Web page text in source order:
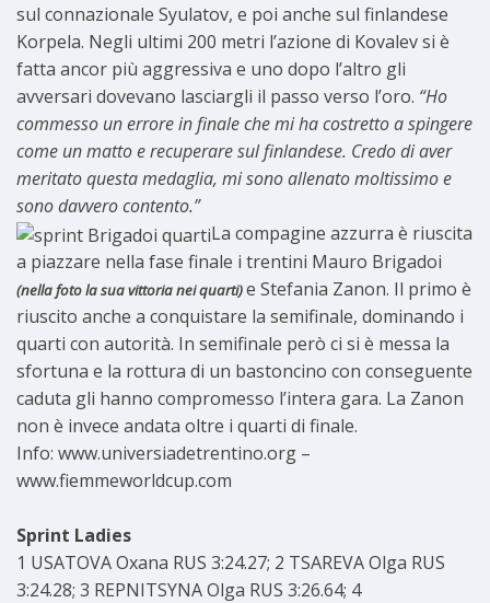
sul connazionale Syulatov, e poi anche sul finlandese
Korpela. Negli ultimi 200 metri l’azione di Kovalev si è
fatta ancor più aggressiva e uno dopo l’altro gli
avversari dovevano lasciargli il passo verso l’oro. “Ho
commesso un errore in finale che mi ha costretto a spingere
come un matto e recuperare sul finlandese. Credo di aver
meritato questa medaglia, mi sono allenato moltissimo e
sono davvero contento.”
La compagine azzurra è riuscita
a piazzare nella fase finale i trentini Mauro Brigadoi
(nella foto la sua vittoria nei quarti)e Stefania Zanon. Il primo è
riuscito anche a conquistare la semifinale, dominando i
quarti con autorità. In semifinale però ci si è messa la
sfortuna e la rottura di un bastoncino con conseguente
caduta gli hanno compromesso l’intera gara. La Zanon
non è invece andata oltre i quarti di finale.
Info: www.universiadetrentino.org –
www.fiemmeworldcup.com
Sprint Ladies
1 USATOVA Oxana RUS 3:24.27; 2 TSAREVA Olga RUS
3:24.28; 3 REPNITSYNA Olga RUS 3:26.64; 4